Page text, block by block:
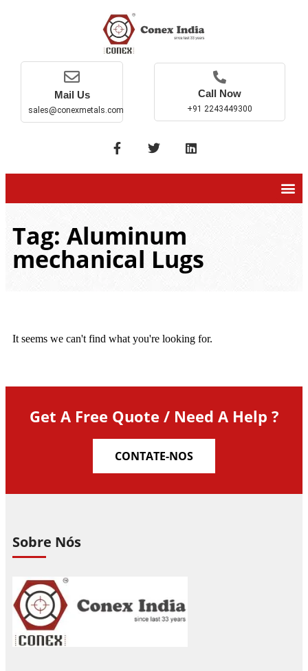
Mail Us
sales@conexmetals.com
Call Now
+91 2243449300
Tag: Aluminum
mechanical Lugs
It seems we can't find what you're looking for.
Get A Free Quote / Need A Help ?
CONTATE-NOS
Sobre Nós